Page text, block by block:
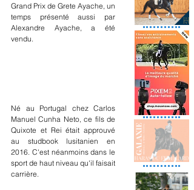
Grand Prix de Grete Ayache, un
temps présenté aussi par
Alexandre Ayache, a été
vendu.
Né au Portugal chez Carlos
Manuel Cunha Neto, ce fils de
Quixote et Rei était approuvé
au studbook lusitanien en
2016. C'est néanmoins dans le
sport de haut niveau qu'il faisait
carrière.